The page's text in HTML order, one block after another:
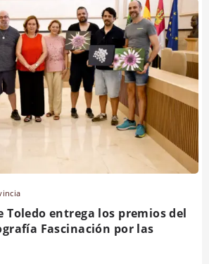
Toledo entrega los premios del
Fascinación por las